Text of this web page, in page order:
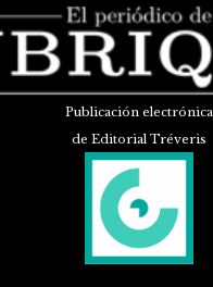
Publicación electrónica
de Editorial Tréveris